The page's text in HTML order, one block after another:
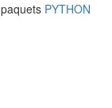
PYTHON